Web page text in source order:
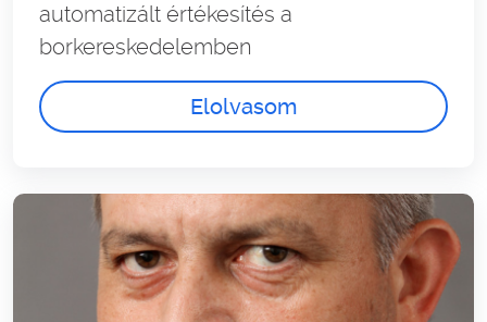
automatizált értékesítés a
borkereskedelemben
Elolvasom